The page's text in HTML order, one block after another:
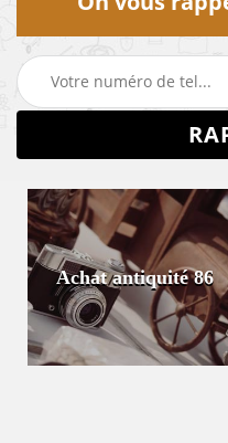
Achat antiquité 86